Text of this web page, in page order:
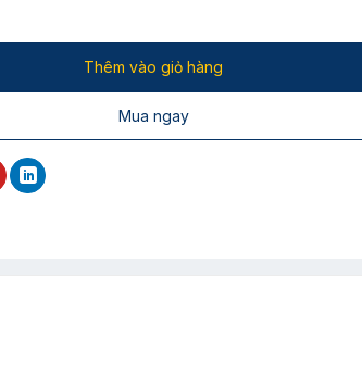
40W siêu mỏng EPP050606/40W
Thêm vào giỏ hàng
Mua ngay